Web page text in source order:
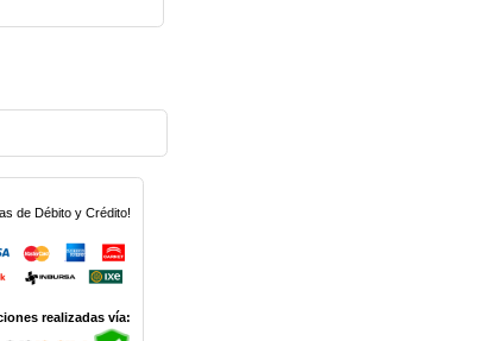
de Débito y Crédito!
realizadas vía: